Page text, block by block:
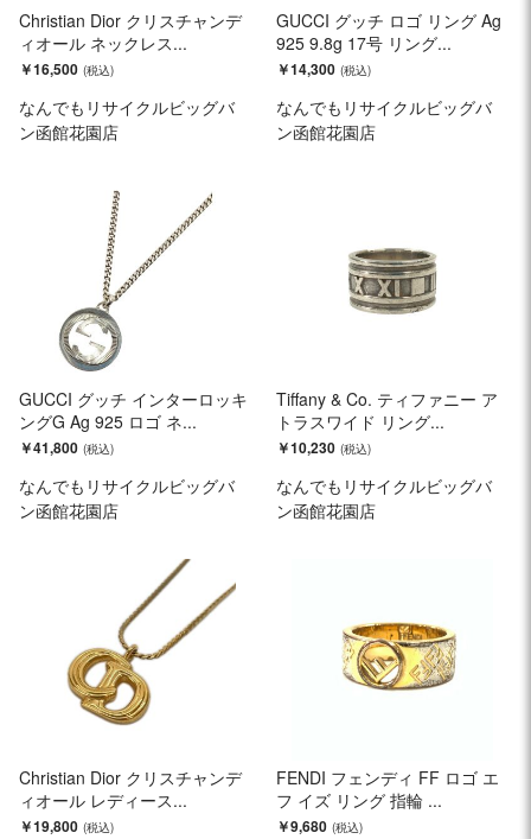
Christian Dior クリスチャンデ
ィオール ネックレス...
￥16,500
なんでもリサイクルビッグバ
ン函館花園店
GUCCI グッチ ロゴ リング Ag
925 9.8g 17号 リング...
￥14,300
なんでもリサイクルビッグバ
ン函館花園店
GUCCI グッチ インターロッキ
ングG Ag 925 ロゴ ネ...
￥41,800
なんでもリサイクルビッグバ
ン函館花園店
Tiffany & Co. ティファニー ア
トラスワイド リング...
￥10,230
なんでもリサイクルビッグバ
ン函館花園店
Christian Dior クリスチャンデ
ィオール レディース...
￥19,800
FENDI フェンディ FF ロゴ エ
フ イズ リング 指輪 ...
￥9,680